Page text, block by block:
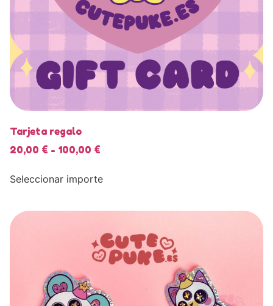
Tarjeta regalo
20,00 € - 100,00 €
Seleccionar importe